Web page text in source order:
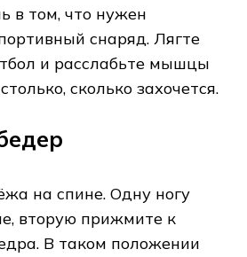
в том, что нужен
снаряд. Лягте
и расслабьте мышцы
сколько захочется.
на спине. Одну ногу
вторую прижмите к
В таком положении